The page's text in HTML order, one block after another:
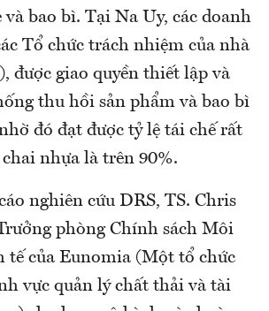
và bao bì. Tại Na Uy, các doanh
Tổ chức trách nhiệm của nhà
được giao quyền thiết lập và
thu hồi sản phẩm và bao bì
đó đạt được tỷ lệ tái chế rất
nhựa là trên 90%.
nghiên cứu DRS, TS. Chris
phòng Chính sách Môi
tế của Eunomia (Một tổ chức
vực quản lý chất thải và tài